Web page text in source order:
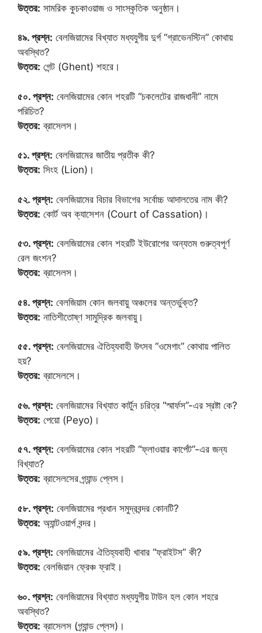
উত্তর: সামরিক কুচকাওয়াজ ও সাংস্কৃতিক অনুষ্ঠান।
৪৯. প্রশ্ন: বেলজিয়ামের বিখ্যাত মধ্যযুগীয় দুর্গ “গ্রাভেনস্টিন” কোথায়
অবস্থিত?
উত্তর: গেন্ট (Ghent) শহরে।
৫০. প্রশ্ন: বেলজিয়ামের কোন শহরটি “চকলেটের রাজধানী” নামে
পরিচিত?
উত্তর: ব্রাসেলস।
৫১. প্রশ্ন: বেলজিয়ামের জাতীয় প্রতীক কী?
উত্তর: সিংহ (Lion)।
৫২. প্রশ্ন: বেলজিয়ামের বিচার বিভাগের সর্বোচ্চ আদালতের নাম কী?
উত্তর: কোর্ট অব ক্যাসেশন (Court of Cassation)।
৫৩. প্রশ্ন: বেলজিয়ামের কোন শহরটি ইউরোপের অন্যতম গুরুত্বপূর্ণ
রেল জংশন?
উত্তর: ব্রাসেলস।
৫৪. প্রশ্ন: বেলজিয়াম কোন জলবায়ু অঞ্চলের অন্তর্ভুক্ত?
উত্তর: নাতিশীতোষ্ণ সামুদ্রিক জলবায়ু।
৫৫. প্রশ্ন: বেলজিয়ামের ঐতিহ্যবাহী উৎসব “ওমেগাং” কোথায় পালিত
হয়?
উত্তর: ব্রাসেলসে।
৫৬. প্রশ্ন: বেলজিয়ামের বিখ্যাত কার্টুন চরিত্র “স্মার্ফস”-এর স্রষ্টা কে?
উত্তর: পেয়ো (Peyo)।
৫৭. প্রশ্ন: বেলজিয়ামের কোন শহরটি “ফ্লাওয়ার কার্পেট”-এর জন্য
বিখ্যাত?
উত্তর: ব্রাসেলসের গ্র্যান্ড প্লেস।
৫৮. প্রশ্ন: বেলজিয়ামের প্রধান সমুদ্রবন্দর কোনটি?
উত্তর: অ্যান্টওয়ার্প বন্দর।
৫৯. প্রশ্ন: বেলজিয়ামের ঐতিহ্যবাহী খাবার “ফ্রাইটস” কী?
উত্তর: বেলজিয়ান ফ্রেঞ্চ ফ্রাই।
৬০. প্রশ্ন: বেলজিয়ামের বিখ্যাত মধ্যযুগীয় টাউন হল কোন শহরে
অবস্থিত?
উত্তর: ব্রাসেলস (গ্র্যান্ড প্লেস)।